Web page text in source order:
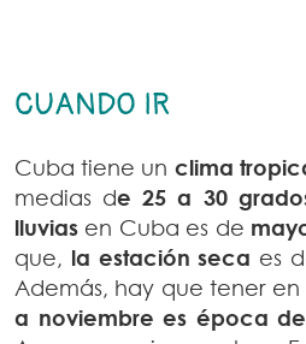
CUANDO IR
Cuba tiene un clima
medias de 25 a 30
lluvias en Cuba es de
que, la estación seca es
Además, hay que tener
a noviembre es época